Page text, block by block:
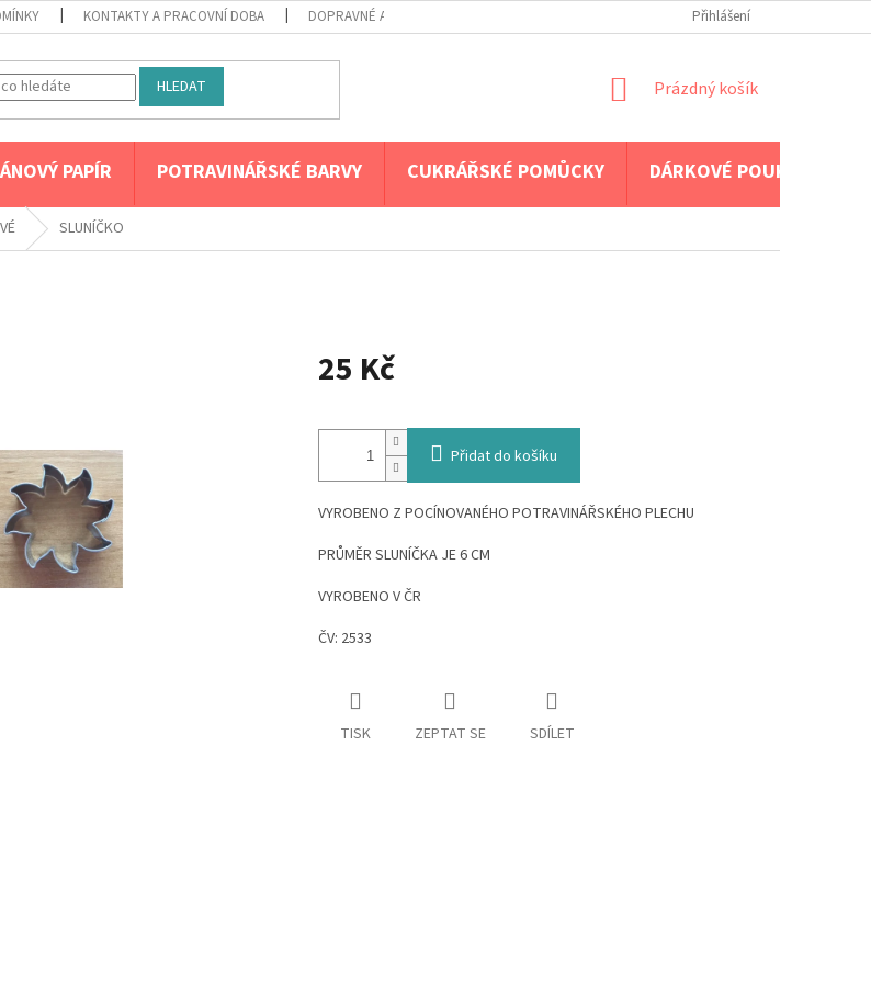
KONTAKTY A PRACOVNÍ DOBA DOPRAVNÉ A PLATBA Přihlášení
HLEDAT
NÁKUPNÍ
Prázdný košík
PAPÍR POTRAVINÁŘSKÉ BARVY CUKRÁŘSKÉ POMŮCKY DÁRKOVÉ POUKAZY
SLUNÍČKO
25 Kč
cena:
Přidat do košíku
VYROBENO Z POCÍNOVANÉHO POTRAVINÁŘSKÉHO PLECHU
PRŮMĚR SLUNÍČKA JE 6 CM
VYROBENO V ČR
ČV: 2533
TISK ZEPTAT SE SDÍLET